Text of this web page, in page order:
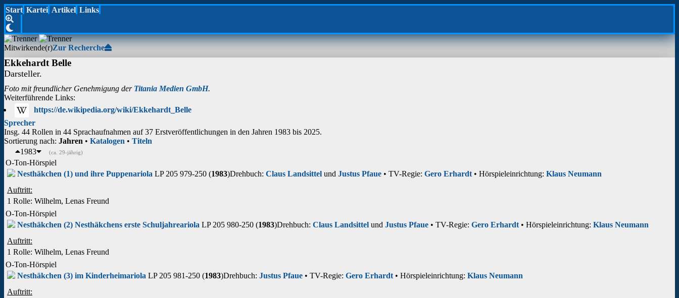
Start Kartei Artikel Links
Mitwirkende(r)Zur Recherche
Ekkehardt Belle
Darsteller.
Foto mit freundlicher Genehmigung der Titania Medien GmbH.
Weiterführende Links:
https://de.wikipedia.org/wiki/Ekkehardt_Belle
Sprecher
Insg. 44 Rollen in 44 Sprachaufnahmen auf 37 Erstveröffentlichungen in den Jahren 1983 bis 2025.
Sortierung nach: Jahren • Katalogen • Titeln
1983
(ca. 29-jährig)
O-Ton-Hörspiel
Nesthäkchen (1) und ihre Puppenariola LP 205 979-250 (1983)Drehbuch: Claus Landsittel und Justus Pfaue • TV-Regie: Gero Erhardt • Hörspieleinrichtung: Klaus Neumann
Auftritt:
1 Rolle: Wilhelm, Lenas Freund
O-Ton-Hörspiel
Nesthäkchen (2) Nesthäkchens erste Schuljahreariola LP 205 980-250 (1983)Drehbuch: Claus Landsittel und Justus Pfaue • TV-Regie: Gero Erhardt • Hörspieleinrichtung: Klaus Neumann
Auftritt:
1 Rolle: Wilhelm, Lenas Freund
O-Ton-Hörspiel
Nesthäkchen (3) im Kinderheimariola LP 205 981-250 (1983)Drehbuch: Justus Pfaue • TV-Regie: Gero Erhardt • Hörspieleinrichtung: Klaus Neumann
Auftritt: